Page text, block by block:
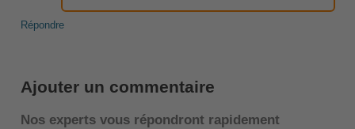
Répondre
Ajouter un commentaire
Nos experts vous répondront rapidement